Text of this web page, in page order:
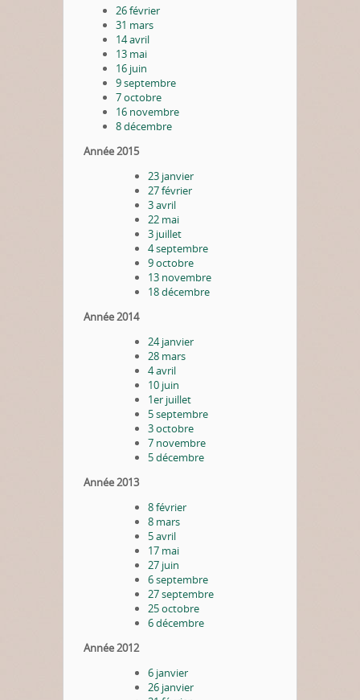
26 février
31 mars
14 avril
13 mai
16 juin
9 septembre
7 octobre
16 novembre
8 décembre
Année 2015
23 janvier
27 février
3 avril
22 mai
3 juillet
4 septembre
9 octobre
13 novembre
18 décembre
Année 2014
24 janvier
28 mars
4 avril
10 juin
1er juillet
5 septembre
3 octobre
7 novembre
5 décembre
Année 2013
8 février
8 mars
5 avril
17 mai
27 juin
6 septembre
27 septembre
25 octobre
6 décembre
Année 2012
6 janvier
26 janvier